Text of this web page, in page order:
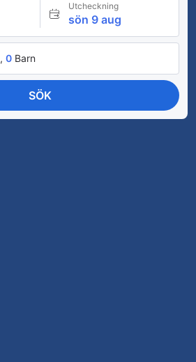
Utcheckning
sön 9 aug
0 Barn
SÖK